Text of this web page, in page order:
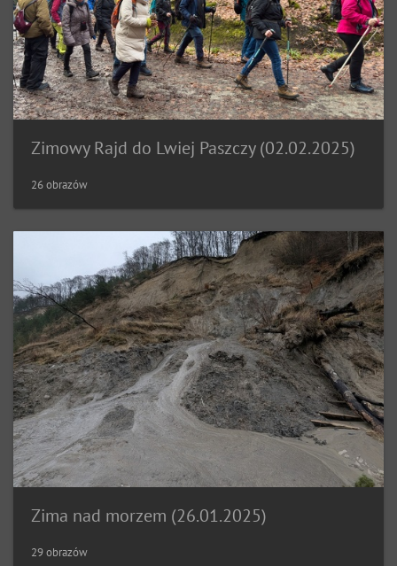
Zimowy Rajd do Lwiej Paszczy (02.02.2025)
26 obrazów
Zima nad morzem (26.01.2025)
29 obrazów